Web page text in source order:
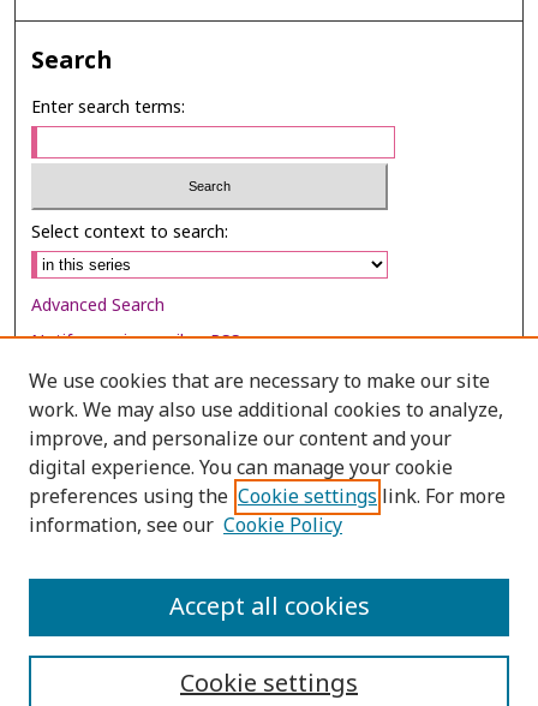
Search
Enter search terms:
Select context to search:
Advanced Search
Notify me via email orRSS
Browse
Collections
Disciplines
Authors
We use cookies that are necessary to make our site
work. We may also use additional cookies to analyze,
improve, and personalize our content and your
digital experience. You can manage your cookie
preferences using the Cookie settings link. For more
information, see our Cookie Policy
Cookie settings
Accept all cookies